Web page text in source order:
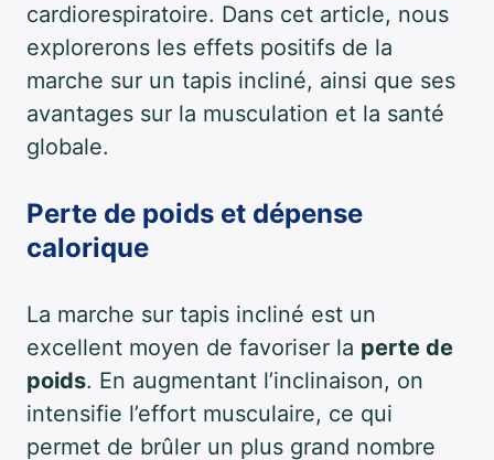
cardiorespiratoire. Dans cet article, nous
explorerons les effets positifs de la
marche sur un tapis incliné, ainsi que ses
avantages sur la musculation et la santé
globale.
Perte de poids et dépense
calorique
La marche sur tapis incliné est un
excellent moyen de favoriser la perte de
poids. En augmentant l’inclinaison, on
intensifie l’effort musculaire, ce qui
permet de brûler un plus grand nombre